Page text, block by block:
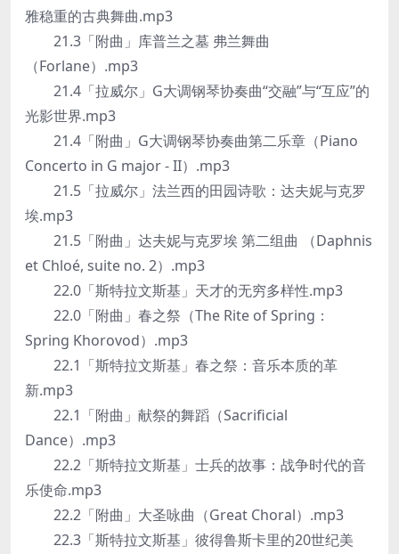
雅稳重的古典舞曲.mp3
21.3「附曲」库普兰之墓 弗兰舞曲
（Forlane）.mp3
21.4「拉威尔」G大调钢琴协奏曲“交融”与“互应”的
光影世界.mp3
21.4「附曲」G大调钢琴协奏曲第二乐章（Piano
Concerto in G major - II）.mp3
21.5「拉威尔」法兰西的田园诗歌：达夫妮与克罗
埃.mp3
21.5「附曲」达夫妮与克罗埃 第二组曲 （Daphnis
et Chloé, suite no. 2）.mp3
22.0「斯特拉文斯基」天才的无穷多样性.mp3
22.0「附曲」春之祭（The Rite of Spring：
Spring Khorovod）.mp3
22.1「斯特拉文斯基」春之祭：音乐本质的革
新.mp3
22.1「附曲」献祭的舞蹈（Sacrificial
Dance）.mp3
22.2「斯特拉文斯基」士兵的故事：战争时代的音
乐使命.mp3
22.2「附曲」大圣咏曲（Great Choral）.mp3
22.3「斯特拉文斯基」彼得鲁斯卡里的20世纪美